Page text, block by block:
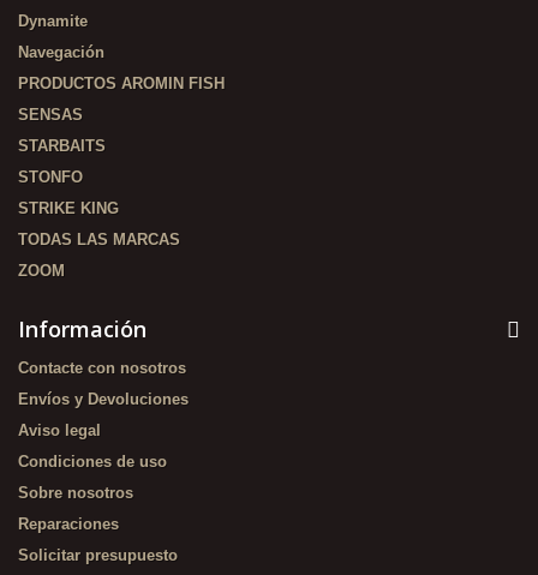
Dynamite
Navegación
PRODUCTOS AROMIN FISH
SENSAS
STARBAITS
STONFO
STRIKE KING
TODAS LAS MARCAS
ZOOM
Información
Contacte con nosotros
Envíos y Devoluciones
Aviso legal
Condiciones de uso
Sobre nosotros
Reparaciones
Solicitar presupuesto